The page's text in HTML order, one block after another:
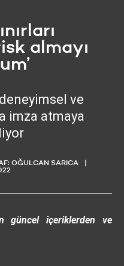
almayı
ve
imza atmaya
OĞULCAN SARICA
güncel içeriklerden ve